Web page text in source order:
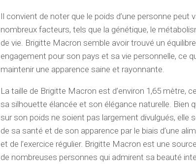
Il convient de noter que le poids d’une personne peut
nombreux facteurs, tels que la génétique, le
de vie. Brigitte Macron semble avoir trouvé un
engagement pour son pays et sa vie personnelle, ce
maintenir une apparence saine et rayonnante.
La taille de Brigitte Macron est d’environ 1,65 mètre,
sa silhouette élancée et son élégance naturelle. Bien
sur son poids ne soient pas largement divulgués, elle
de sa santé et de son apparence par le biais d’une
et de l’exercice régulier. Brigitte Macron est une
de nombreuses personnes qui admirent sa beauté